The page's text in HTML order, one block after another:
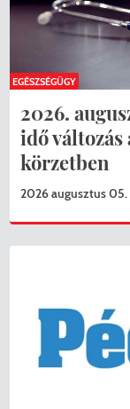
2026.
idő változás
körzetben
2026 augusztus 05.
EGÉSZSÉGÜGY